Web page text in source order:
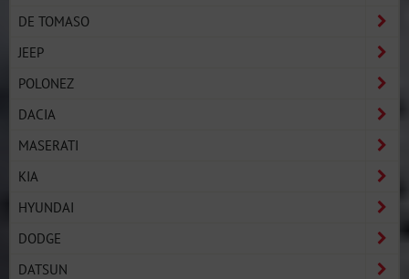
DE TOMASO
JEEP
POLONEZ
DACIA
MASERATI
KIA
HYUNDAI
DODGE
DATSUN